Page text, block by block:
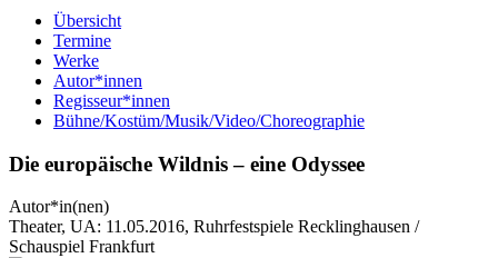
Übersicht
Termine
Werke
Autor*innen
Regisseur*innen
Bühne/Kostüm/Musik/Video/Choreographie
Die europäische Wildnis – eine Odyssee
Autor*in(nen)
Theater, UA: 11.05.2016, Ruhrfestspiele Recklinghausen /
Schauspiel Frankfurt